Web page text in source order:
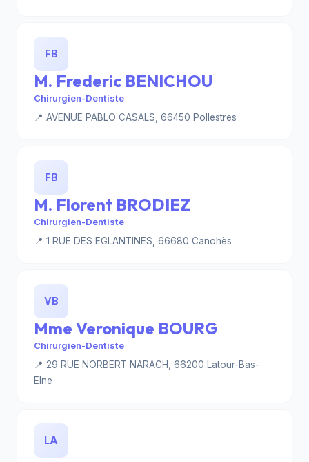
FB
M. Frederic BENICHOU
Chirurgien-Dentiste
📍 AVENUE PABLO CASALS, 66450 Pollestres
FB
M. Florent BRODIEZ
Chirurgien-Dentiste
📍 1 RUE DES EGLANTINES, 66680 Canohès
VB
Mme Veronique BOURG
Chirurgien-Dentiste
📍 29 RUE NORBERT NARACH, 66200 Latour-Bas-
Elne
LA